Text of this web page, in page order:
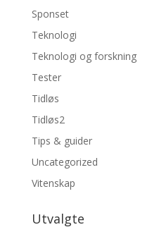
Sponset
Teknologi
Teknologi og forskning
Tester
Tidløs
Tidløs2
Tips & guider
Uncategorized
Vitenskap
Utvalgte